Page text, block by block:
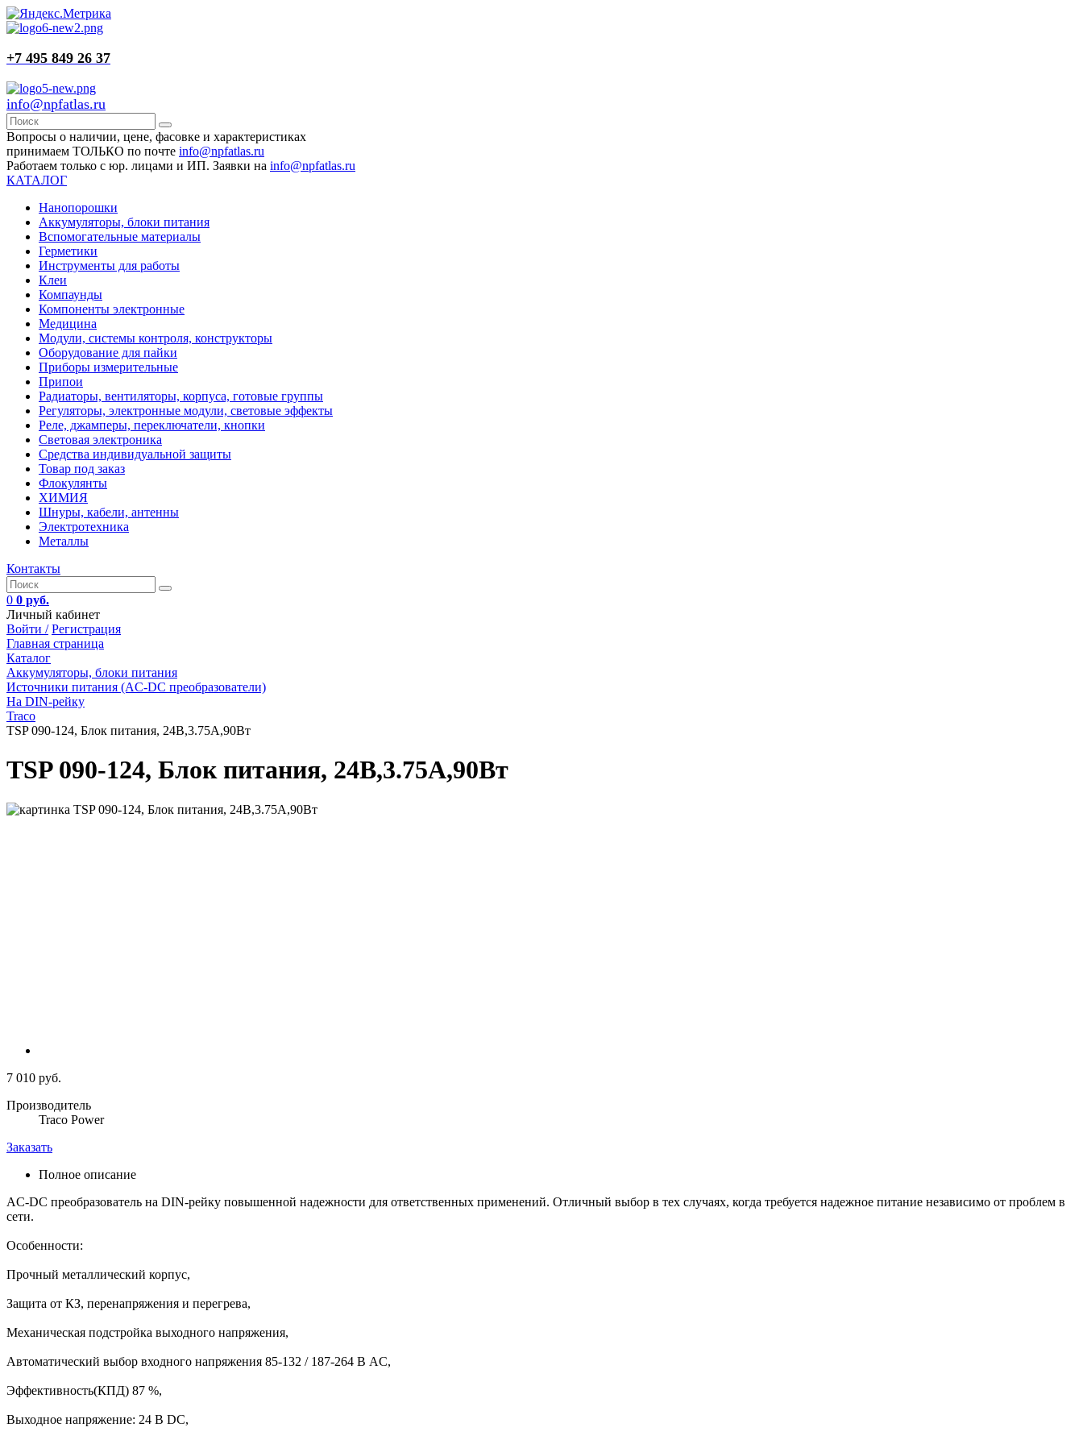
+7 495 849 26 37
info@npfatlas.ru
Вопросы о наличии, цене, фасовке и характеристиках
принимаем ТОЛЬКО по почте info@npfatlas.ru
Работаем только с юр. лицами и ИП. Заявки на info@npfatlas.ru
КАТАЛОГ
Нанопорошки
Аккумуляторы, блоки питания
Вспомогательные материалы
Герметики
Инструменты для работы
Клеи
Компаунды
Компоненты электронные
Медицина
Модули, системы контроля, конструкторы
Оборудование для пайки
Приборы измерительные
Припои
Радиаторы, вентиляторы, корпуса, готовые группы
Регуляторы, электронные модули, световые эффекты
Реле, джамперы, переключатели, кнопки
Световая электроника
Средства индивидуальной защиты
Товар под заказ
Флокулянты
ХИМИЯ
Шнуры, кабели, антенны
Электротехника
Металлы
Контакты
0 0 руб.
Личный кабинет
Войти / Регистрация
Главная страница
Каталог
Аккумуляторы, блоки питания
Источники питания (AC-DC преобразователи)
На DIN-рейку
Traco
TSP 090-124, Блок питания, 24B,3.75A,90Вт
TSP 090-124, Блок питания, 24B,3.75A,90Вт
7 010 руб.
Производитель
Traco Power
Заказать
Полное описание
AC-DC преобразователь на DIN-рейку повышенной надежности для ответственных применений. Отличный выбор в тех случаях, когда требуется надежное питание независимо от проблем в
сети.
Особенности:
Прочный металлический корпус,
Защита от КЗ, перенапряжения и перегрева,
Механическая подстройка выходного напряжения,
Автоматический выбор входного напряжения 85-132 / 187-264 В AC,
Эффективность(КПД) 87 %,
Выходное напряжение: 24 В DC,